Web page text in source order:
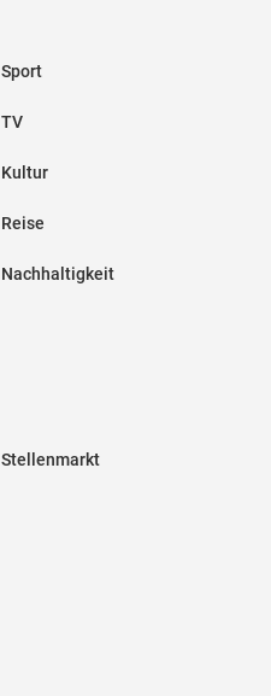
Sport
TV
Kultur
Reise
Nachhaltigkeit
Stellenmarkt